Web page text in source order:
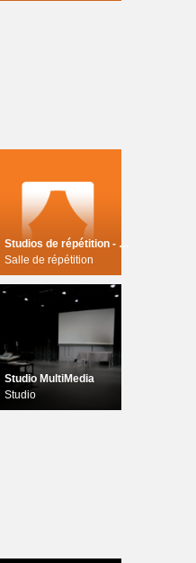
Studios de répétition - musique
Salle de répétition
Studios de répétition ArtDramatiqueStudio MultiMedia
Studio